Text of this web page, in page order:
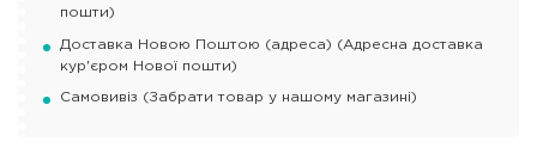
пошти)
Доставка Новою Поштою (адреса) (Адресна доставка
кур'єром Нової пошти)
Самовивіз (Забрати товар у нашому магазині)